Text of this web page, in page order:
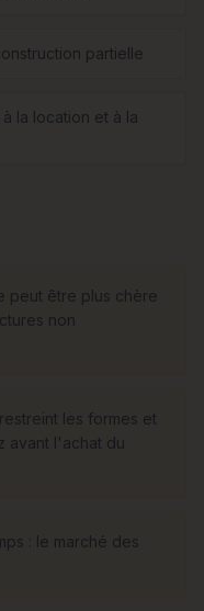
partielle
la location et à la
peut être plus chère
non
les formes et
avant l'achat du
: le marché des